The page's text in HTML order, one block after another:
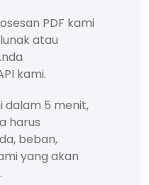
PDF kami
atau
kami.
dalam 5 menit,
harus
beban,
yang akan